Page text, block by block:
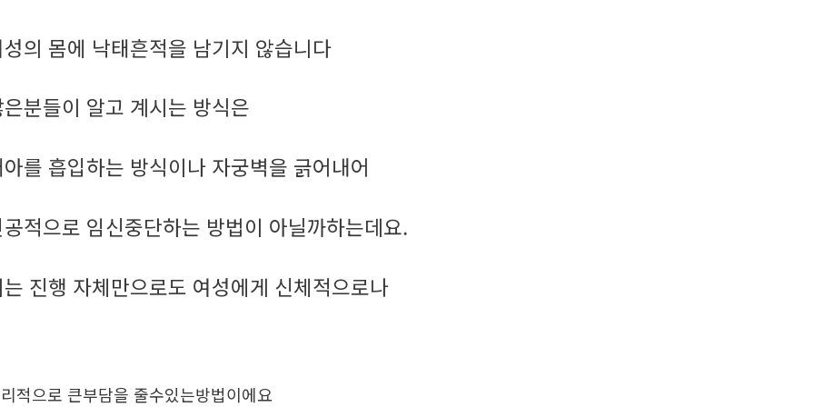
의 몸에 낙태흔적을 남기지 않습니다
분들이 알고 계시는 방식은
를 흡입하는 방식이나 자궁벽을 긁어내어
적으로 임신중단하는 방법이 아닐까하는데요.
진행 자체만으로도 여성에게 신체적으로나
적으로 큰부담을 줄수있는방법이에요